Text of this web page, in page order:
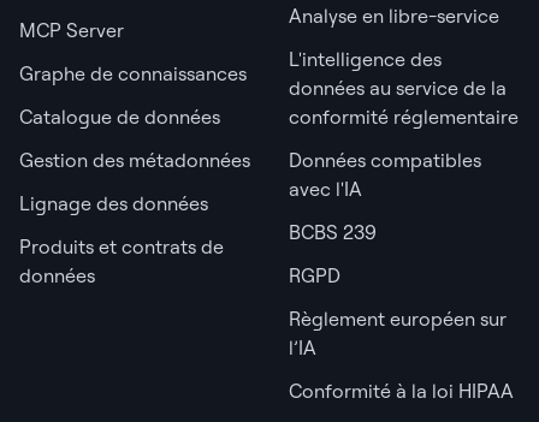
MCP Server
Graphe de connaissances
Catalogue de données
Gestion des métadonnées
Lignage des données
Produits et contrats de
données
Analyse en libre-service
L'intelligence des
données au service de la
conformité réglementaire
Données compatibles
avec l'IA
BCBS 239
RGPD
Règlement européen sur
l’IA
Conformité à la loi HIPAA